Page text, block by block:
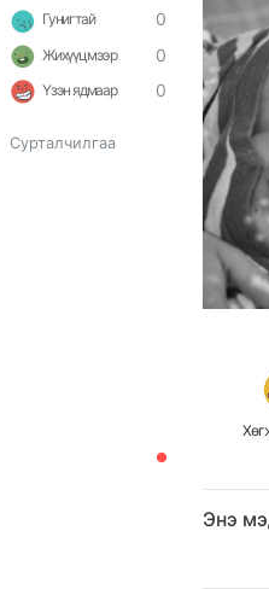
Гунигтай 0
Жихүүцмээр 0
Үзэн ядмаар 0
Сурталчилгаа
Энэ